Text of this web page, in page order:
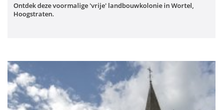
Ontdek deze voormalige 'vrije' landbouwkolonie in Wortel,
Hoogstraten.